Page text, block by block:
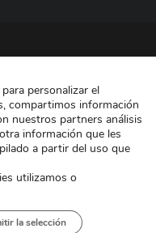
negocio mundial de
la vida de las personas.
las primeras posiciones
Ortopédica,
y Trauma. Tiene casi
está presente en más de
Legal
personalizar el
compartimos información
nuestros partners análisis
información que les
a partir del uso que
utilizamos o
la selección